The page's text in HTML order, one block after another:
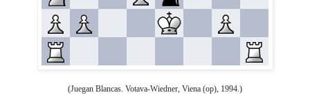
(Juegan Blancas. Votava-Wiedner, Viena (op), 1994.)